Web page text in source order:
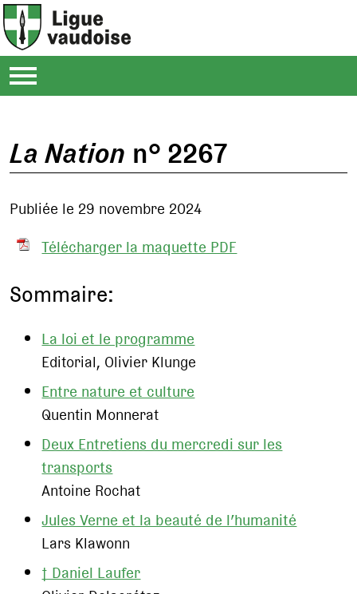
La Nation n° 2267
Publiée le 29 novembre 2024
Télécharger la maquette PDF
Sommaire:
La loi et le programme
Editorial, Olivier Klunge
Entre nature et culture
Quentin Monnerat
Deux Entretiens du mercredi sur les
transports
Antoine Rochat
Jules Verne et la beauté de l’humanité
Lars Klawonn
† Daniel Laufer